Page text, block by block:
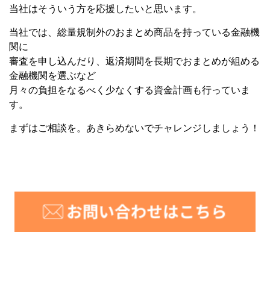
当社はそういう方を応援したいと思います。
当社では、総量規制外のおまとめ商品を持っている金融機
関に
審査を申し込んだり、返済期間を長期でおまとめが組める
金融機関を選ぶなど
月々の負担をなるべく少なくする資金計画も行っていま
す。
まずはご相談を。あきらめないでチャレンジしましょう！